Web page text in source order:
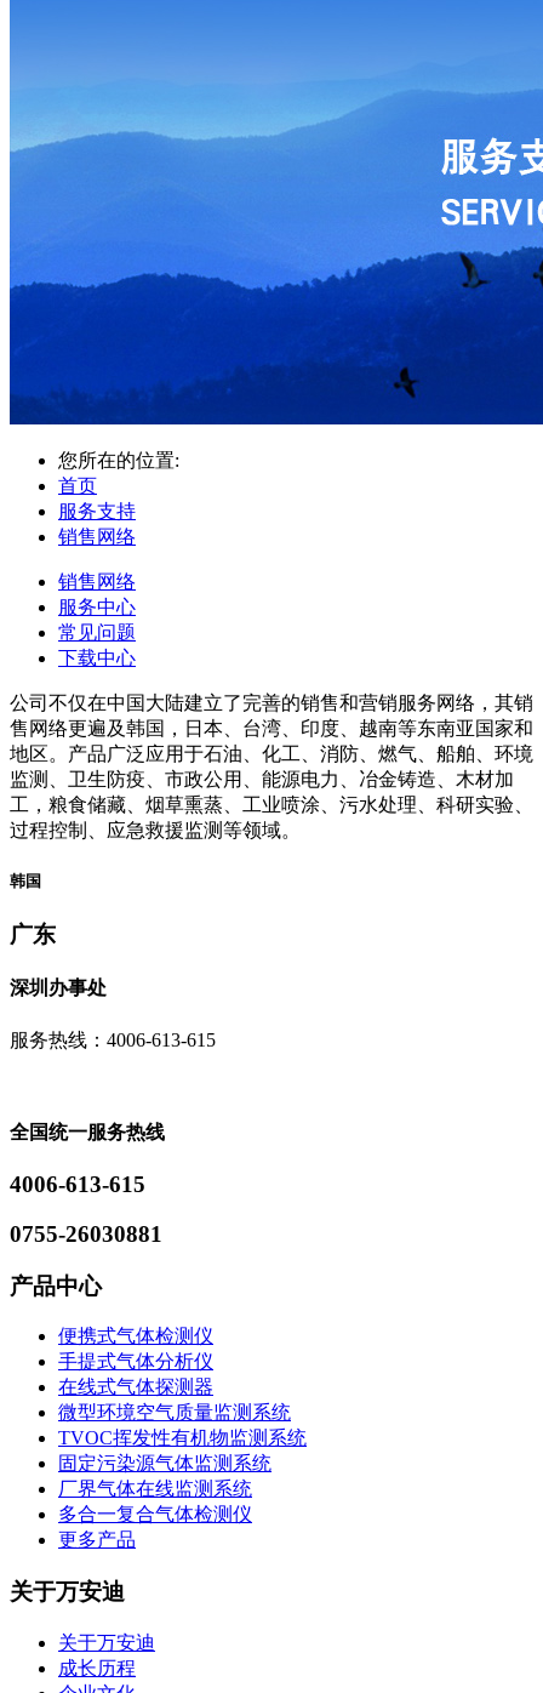
您所在的位置:
首页
服务支持
销售网络
销售网络
服务中心
常见问题
下载中心
公司不仅在中国大陆建立了完善的销售和营销服务网络，其销
售网络更遍及韩国，日本、台湾、印度、越南等东南亚国家和
地区。产品广泛应用于石油、化工、消防、燃气、船舶、环境
监测、卫生防疫、市政公用、能源电力、冶金铸造、木材加
工，粮食储藏、烟草熏蒸、工业喷涂、污水处理、科研实验、
过程控制、应急救援监测等领域。
韩国
广东
深圳办事处
服务热线：4006-613-615
全国统一服务热线
4006-613-615
0755-26030881
产品中心
便携式气体检测仪
手提式气体分析仪
在线式气体探测器
微型环境空气质量监测系统
TVOC挥发性有机物监测系统
固定污染源气体监测系统
厂界气体在线监测系统
多合一复合气体检测仪
更多产品
关于万安迪
关于万安迪
成长历程